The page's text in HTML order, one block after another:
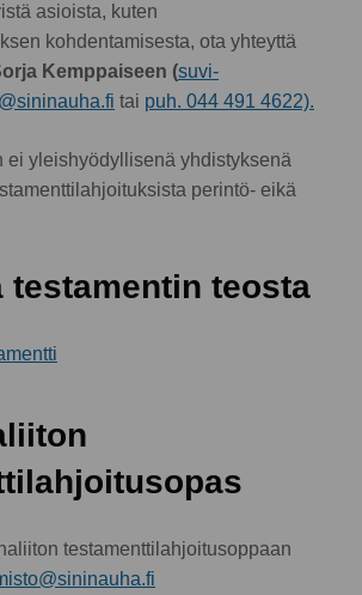
asioista, kuten
kohdentamisesta, ota yhteyttä
Kemppaiseen (suvi-
tai puh. 044 491 4622).
ei yleishyödyllisenä yhdistyksenä
perintö- eikä
testamentin teosta
testamenttilahjoitusoppaan